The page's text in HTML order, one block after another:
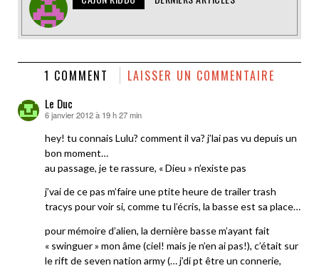
1 COMMENT LAISSER UN COMMENTAIRE
Le Duc
dit :
6 janvier 2012 à 19 h 27 min
hey! tu connais Lulu? comment il va? j’lai pas vu depuis un
bon moment…
au passage, je te rassure, « Dieu » n’existe pas
j’vai de ce pas m’faire une ptite heure de trailer trash
tracys pour voir si, comme tu l’écris, la basse est sa place…
pour mémoire d’alien, la dernière basse m’ayant fait
« swinguer » mon âme (ciel! mais je n’en ai pas!), c’était sur
le rift de seven nation army (… j’di pt être un connerie,